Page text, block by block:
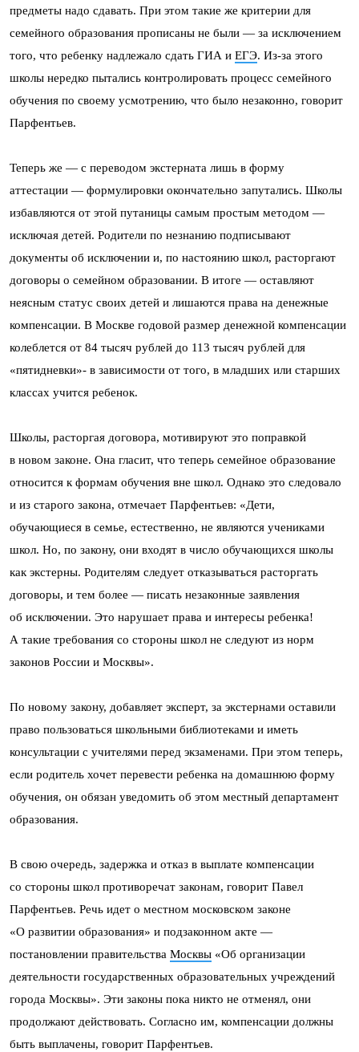
предметы надо сдавать. При этом такие же критерии для
семейного образования прописаны не были — за исключением
того, что ребенку надлежало сдать ГИА и ЕГЭ. Из-за этого
школы нередко пытались контролировать процесс семейного
обучения по своему усмотрению, что было незаконно, говорит
Парфентьев.
Теперь же — с переводом экстерната лишь в форму
аттестации — формулировки окончательно запутались. Школы
избавляются от этой путаницы самым простым методом —
исключая детей. Родители по незнанию подписывают
документы об исключении и, по настоянию школ, расторгают
договоры о семейном образовании. В итоге — оставляют
неясным статус своих детей и лишаются права на денежные
компенсации. В Москве годовой размер денежной компенсации
колеблется от 84 тысяч рублей до 113 тысяч рублей для
«пятидневки»- в зависимости от того, в младших или старших
классах учится ребенок.
Школы, расторгая договора, мотивируют это поправкой
в новом законе. Она гласит, что теперь семейное образование
относится к формам обучения вне школ. Однако это следовало
и из старого закона, отмечает Парфентьев: «Дети,
обучающиеся в семье, естественно, не являются учениками
школ. Но, по закону, они входят в число обучающихся школы
как экстерны. Родителям следует отказываться расторгать
договоры, и тем более — писать незаконные заявления
об исключении. Это нарушает права и интересы ребенка!
А такие требования со стороны школ не следуют из норм
законов России и Москвы».
По новому закону, добавляет эксперт, за экстернами оставили
право пользоваться школьными библиотеками и иметь
консультации с учителями перед экзаменами. При этом теперь,
если родитель хочет перевести ребенка на домашнюю форму
обучения, он обязан уведомить об этом местный департамент
образования.
В свою очередь, задержка и отказ в выплате компенсации
со стороны школ противоречат законам, говорит Павел
Парфентьев. Речь идет о местном московском законе
«О развитии образования» и подзаконном акте —
постановлении правительства Москвы «Об организации
деятельности государственных образовательных учреждений
города Москвы». Эти законы пока никто не отменял, они
продолжают действовать. Согласно им, компенсации должны
быть выплачены, говорит Парфентьев.